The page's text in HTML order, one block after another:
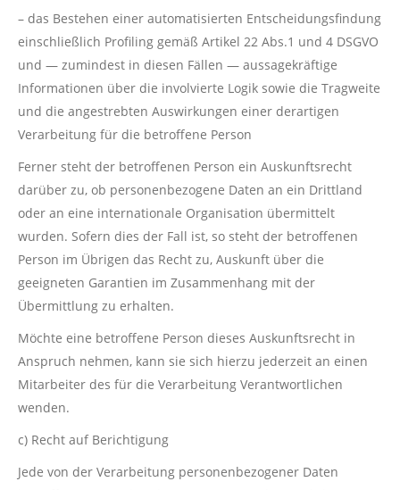
– das Bestehen einer automatisierten Entscheidungsfindung
einschließlich Profiling gemäß Artikel 22 Abs.1 und 4 DSGVO
und — zumindest in diesen Fällen — aussagekräftige
Informationen über die involvierte Logik sowie die Tragweite
und die angestrebten Auswirkungen einer derartigen
Verarbeitung für die betroffene Person
Ferner steht der betroffenen Person ein Auskunftsrecht
darüber zu, ob personenbezogene Daten an ein Drittland
oder an eine internationale Organisation übermittelt
wurden. Sofern dies der Fall ist, so steht der betroffenen
Person im Übrigen das Recht zu, Auskunft über die
geeigneten Garantien im Zusammenhang mit der
Übermittlung zu erhalten.
Möchte eine betroffene Person dieses Auskunftsrecht in
Anspruch nehmen, kann sie sich hierzu jederzeit an einen
Mitarbeiter des für die Verarbeitung Verantwortlichen
wenden.
c) Recht auf Berichtigung
Jede von der Verarbeitung personenbezogener Daten